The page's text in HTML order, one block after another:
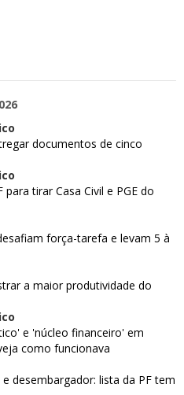
documentos de cinco
para tirar Casa Civil e PGE do
força-tarefa e levam 5 à
a maior produtividade do
e 'núcleo financeiro' em
como funcionava
desembargador: lista da PF tem